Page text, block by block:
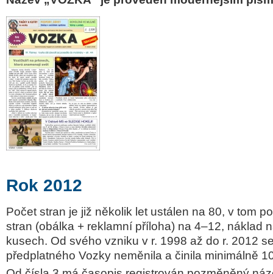
Rok 2012
Počet stran je již několik let ustálen na 80, v tom
stran (obálka + reklamní příloha) na 4–12, náklad
kusech. Od svého vzniku v r. 1998 až do r. 2012
předplatného Vozky neměnila a činila minimálně